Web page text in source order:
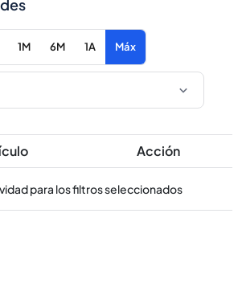
1M 6M 1A Máx
Acción
para los filtros seleccionados